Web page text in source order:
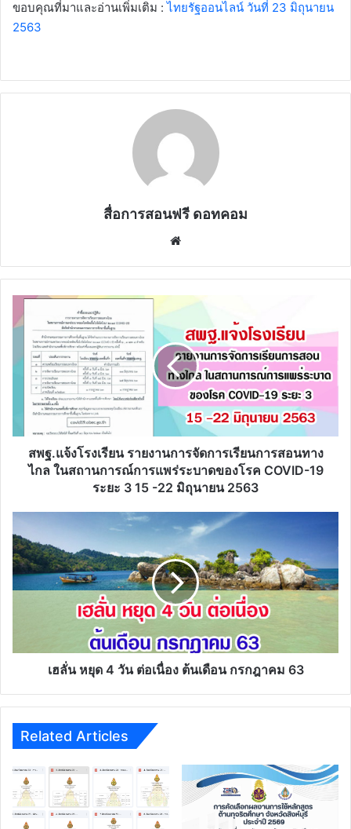
ขอบคุณที่มาและอ่านเพิ่มเติม :ไทยรัฐออนไลน์ วันที่ 23 มิถุนายน
2563
สื่อการสอนฟรี ดอทคอม
สพฐ.แจ้ง
โรงเรียน
รายงาน
จัดการ
เรียน
ทาง
ไกล
แพร่
ระบาด
ของ
โรค
2563
สพฐ.แจ้งโรงเรียน รายงานการจัดการเรียนการสอนทาง
ไกล ในสถานการณ์การแพร่ระบาดของโรค COVID-19
ระยะ 3 15 -22 มิถุนายน 2563
เฮ
ลั่น
หยุด
4
เดือน
กรกฎาคมเฮลั่น หยุด 4 วัน ต่อเนื่อง ต้นเดือน กรกฎาคม 63
Related Articles